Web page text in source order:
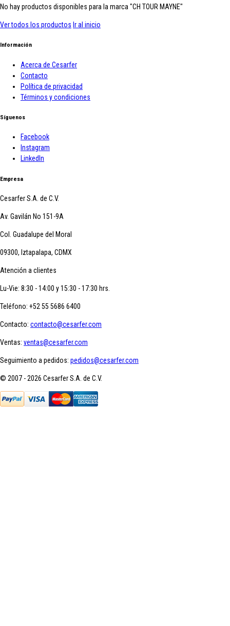
No hay productos disponibles para la marca "CH TOUR MAYNE"
Ver todos los productos Ir al inicio
Información
Acerca de Cesarfer
Contacto
Política de privacidad
Términos y condiciones
Síguenos
Facebook
Instagram
LinkedIn
Empresa
Cesarfer S.A. de C.V.
Av. Gavilán No 151-9A
Col. Guadalupe del Moral
09300, Iztapalapa, CDMX
Atención a clientes
Lu-Vie: 8:30 - 14:00 y 15:30 - 17:30 hrs.
Teléfono: +52 55 5686 6400
Contacto: contacto@cesarfer.com
Ventas: ventas@cesarfer.com
Seguimiento a pedidos: pedidos@cesarfer.com
© 2007 - 2026 Cesarfer S.A. de C.V.